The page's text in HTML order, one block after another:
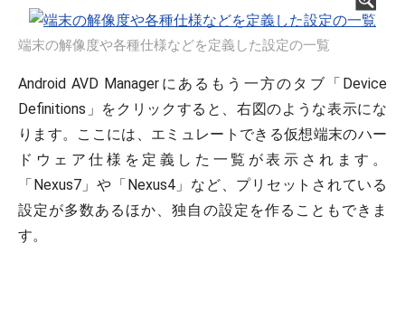
端末の解像度や各種仕様などを定義した設定の一覧
Android AVD Managerにあるもう一方のタブ「Device
Definitions」をクリックすると、右図のような表示にな
ります。ここには、エミュレートできる仮想端末のハー
ドウェア仕様を定義した一覧が表示されます。
「Nexus7」や「Nexus4」など、プリセットされている
設定が多数あるほか、独自の設定を作ることもできま
す。